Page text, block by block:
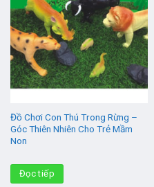
Đồ Chơi Con Thú Trong Rừng –
Góc Thiên Nhiên Cho Trẻ Mầm
Non
Đọc tiếp